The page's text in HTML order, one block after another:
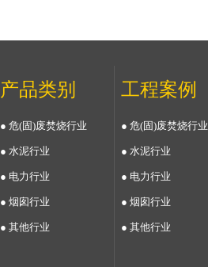
产品类别
● 危(固)废焚烧行业
● 水泥行业
● 电力行业
● 烟囱行业
● 其他行业
工程案例
● 危(固)废焚烧行业
● 水泥行业
● 电力行业
● 烟囱行业
● 其他行业